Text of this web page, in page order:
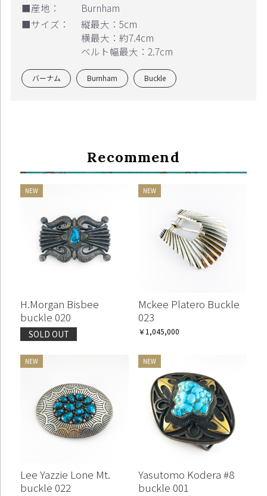
■産地：
Burnham
■サイズ：
縦最大：5cm
横最大：約7.4cm
ベルト幅最大：2.7cm
バーナム Burnham Buckle
お買い物を続ける カートへ進む
Recommend
H.Morgan Bisbee
buckle 020
SOLD OUT
Mckee Platero Buckle
023
￥1,045,000
Lee Yazzie Lone Mt.
buckle 022
Yasutomo Kodera #8
buckle 001